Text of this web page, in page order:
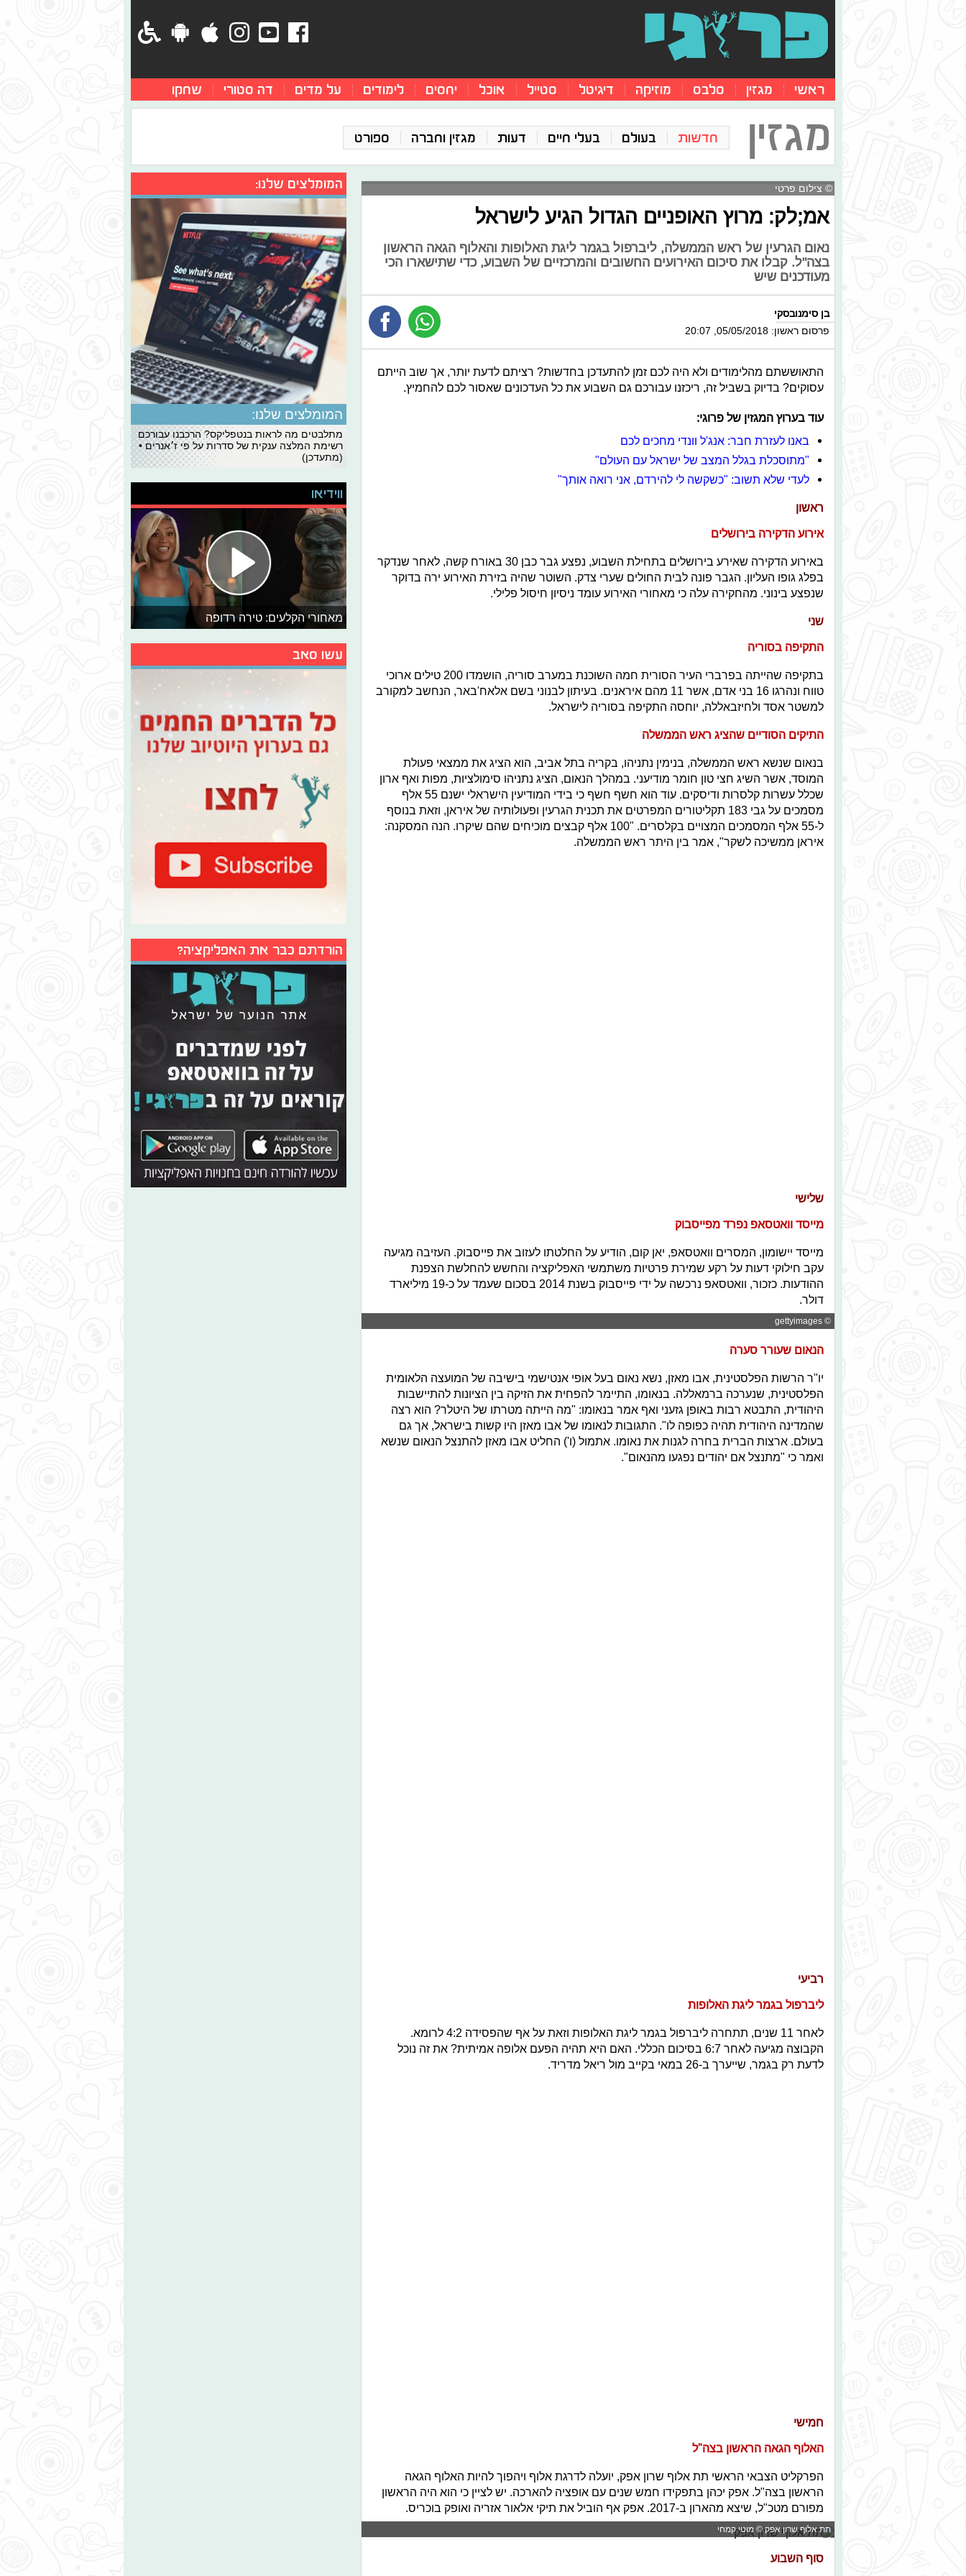
ראשי מגזין סלבס מוזיקה דיגיטל סטייל אוכל יחסים לימודים על מדים דה סטורי שחקו
מגזין חדשות בעולם בעלי חיים דעות מגזין וחברה ספורט
© צילום פרטי
אמ;לק: מרוץ האופניים הגדול הגיע לישראל
נאום הגרעין של ראש הממשלה, ליברפול בגמר ליגת האלופות והאלוף הגאה הראשון
בצה"ל. קבלו את סיכום האירועים החשובים והמרכזיים של השבוע, כדי שתישארו הכי
מעודכנים שיש
בן סימנובסקי
פרסום ראשון: 05/05/2018, 20:07
התאוששתם מהלימודים ולא היה לכם זמן להתעדכן בחדשות? רציתם לדעת יותר, אך שוב הייתם
עסוקים? בדיוק בשביל זה, ריכזנו עבורכם גם השבוע את כל העדכונים שאסור לכם להחמיץ.
עוד בערוץ המגזין של פרוגי:
באנו לעזרת חבר: אנג'ל וונדי מחכים לכם
"מתוסכלת בגלל המצב של ישראל עם העולם"
לעדי שלא תשוב: "כשקשה לי להירדם, אני רואה אותך"
ראשון
אירוע הדקירה בירושלים
באירוע הדקירה שאירע בירושלים בתחילת השבוע, נפצע גבר כבן 30 באורח קשה, לאחר שנדקר
בפלג גופו העליון. הגבר פונה לבית החולים שערי צדק. השוטר שהיה בזירת האירוע ירה בדוקר
שנפצע בינוני. מהחקירה עלה כי מאחורי האירוע עומד ניסיון חיסול פלילי.
שני
התקיפה בסוריה
בתקיפה שהייתה בפרברי העיר הסורית חמה השוכנת במערב סוריה, הושמדו 200 טילים ארוכי
טווח ונהרגו 16 בני אדם, אשר 11 מהם איראנים. בעיתון לבנוני בשם אלאח'באר, הנחשב למקורב
למשטר אסד ולחיזבאללה, יוחסה התקיפה בסוריה לישראל.
התיקים הסודיים שהציג ראש הממשלה
בנאום שנשא ראש הממשלה, בנימין נתניהו, בקריה בתל אביב, הוא הציג את ממצאי פעולת
המוסד, אשר השיג חצי טון חומר מודיעני. במהלך הנאום, הציג נתניהו סימולציות, מפות ואף ארון
שכלל עשרות קלסרות ודיסקים. עוד הוא חשף חשף כי בידי המודיעין הישראלי ישנם 55 אלף
מסמכים על גבי 183 תקליטורים המפרטים את תכנית הגרעין ופעולותיה של איראן, וזאת בנוסף
ל-55 אלף המסמכים המצויים בקלסרים. "100 אלף קבצים מוכיחים שהם שיקרו. הנה המסקנה:
איראן ממשיכה לשקר", אמר בין היתר ראש הממשלה.
שלישי
מייסד וואטסאפ נפרד מפייסבוק
מייסד יישומון, המסרים וואטסאפ, יאן קום, הודיע על החלטתו לעזוב את פייסבוק. העזיבה מגיעה
עקב חילוקי דעות על רקע שמירת פרטיות משתמשי האפליקציה והחשש להחלשת הצפנת
ההודעות. כזכור, וואטסאפ נרכשה על ידי פייסבוק בשנת 2014 בסכום שעמד על כ-19 מיליארד
דולר.
© gettyimages
הנאום שעורר סערה
יו"ר הרשות הפלסטינית, אבו מאזן, נשא נאום בעל אופי אנטישמי בישיבה של המועצה הלאומית
הפלסטינית, שנערכה ברמאללה. בנאומו, התיימר להפחית את הזיקה בין הציונות להתיישבות
היהודית, התבטא רבות באופן גזעני ואף אמר בנאומו: "מה הייתה מטרתו של היטלר? הוא רצה
שהמדינה היהודית תהיה כפופה לו". התגובות לנאומו של אבו מאזן היו קשות בישראל, אך גם
בעולם. ארצות הברית בחרה לגנות את נאומו. אתמול (ו') החליט אבו מאזן להתנצל הנאום שנשא
ואמר כי "מתנצל אם יהודים נפגעו מהנאום".
רביעי
ליברפול בגמר ליגת האלופות
לאחר 11 שנים, תתחרה ליברפול בגמר ליגת האלופות וזאת על אף שהפסידה 4:2 לרומא.
הקבוצה מגיעה לאחר 6:7 בסיכום הכללי. האם היא תהיה הפעם אלופה אמיתית? את זה נוכל
לדעת רק בגמר, שייערך ב-26 במאי בקייב מול ריאל מדריד.
חמישי
האלוף הגאה הראשון בצה"ל
הפרקליט הצבאי הראשי תת אלוף שרון אפק, יועלה לדרגת אלוף ויהפוך להיות האלוף הגאה
הראשון בצה"ל. אפק יכהן בתפקידו חמש שנים עם אופציה להארכה. יש לציין כי הוא היה הראשון
מפורם מטכ"ל, שיצא מהארון ב-2017. אפק אף הוביל את תיקי אלאור אזריה ואופק בוכריס.
תת אלוף שרון אפק © מוטי קמחי
סוף השבוע
המומלצים שלנו:
המומלצים שלנו:
מתלבטים מה לראות בנטפליקס? הרכבנו עבורכם
רשימת המלצה ענקית של סדרות על פי ז׳אנרים •
(מתעדכן)
ווידיאו
מאחורי הקלעים: טירה רדופה
עשו סאב
הורדתם כבר את האפליקציה?